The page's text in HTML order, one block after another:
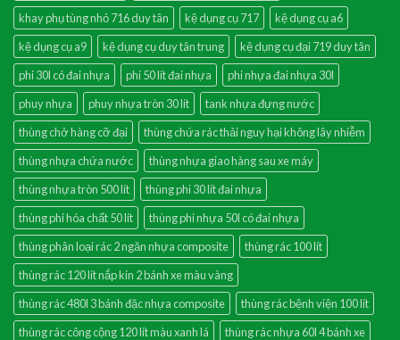
khay phụ tùng nhỏ 716 duy tân
kệ dụng cụ 717
kệ dụng cụ a6
kệ dụng cụ a9
kệ dụng cụ duy tân trung
kệ dụng cụ đại 719 duy tân
phi 30l có đai nhựa
phi 50 lít đai nhựa
phi nhựa đai nhựa 30l
phuy nhựa
phuy nhựa tròn 30 lít
tank nhựa đựng nước
thùng chở hàng cỡ đại
thùng chứa rác thải nguy hại không lây nhiễm
thùng nhựa chứa nước
thùng nhựa giao hàng sau xe máy
thùng nhựa tròn 500 lít
thùng phi 30 lít đai nhựa
thùng phi hóa chất 50 lít
thùng phi nhựa 50l có đai nhựa
thùng phân loại rác 2 ngăn nhựa composite
thùng rác 100 lít
thùng rác 120 lít nắp kín 2 bánh xe màu vàng
thùng rác 480l 3 bánh đặc nhựa composite
thùng rác bệnh viện 100 lít
thùng rác công cộng 120 lít màu xanh lá
thùng rác nhựa 60l 4 bánh xe